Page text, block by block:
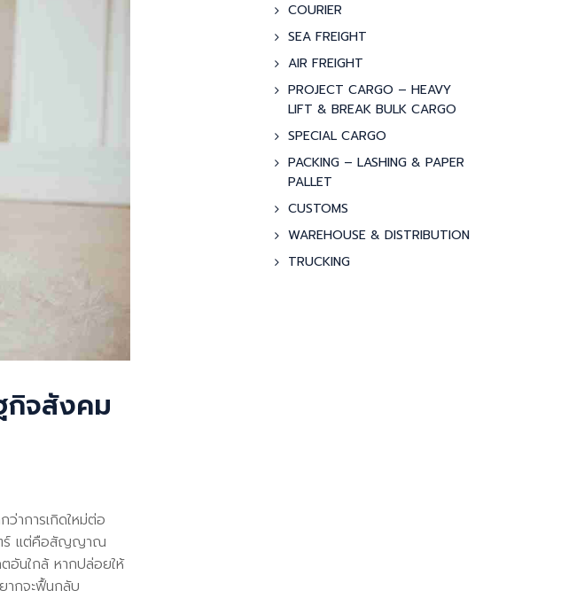
กิจสังคม
าการเกิดใหม่ต่อ
ตร์ แต่คือสัญญาณ
ตอันใกล้ หากปล่อยให้
ากจะฟื้นกลับ
COURIER
SEA FREIGHT
AIR FREIGHT
PROJECT CARGO – HEAVY
LIFT & BREAK BULK CARGO
SPECIAL CARGO
PACKING – LASHING & PAPER
PALLET
CUSTOMS
WAREHOUSE & DISTRIBUTION
TRUCKING